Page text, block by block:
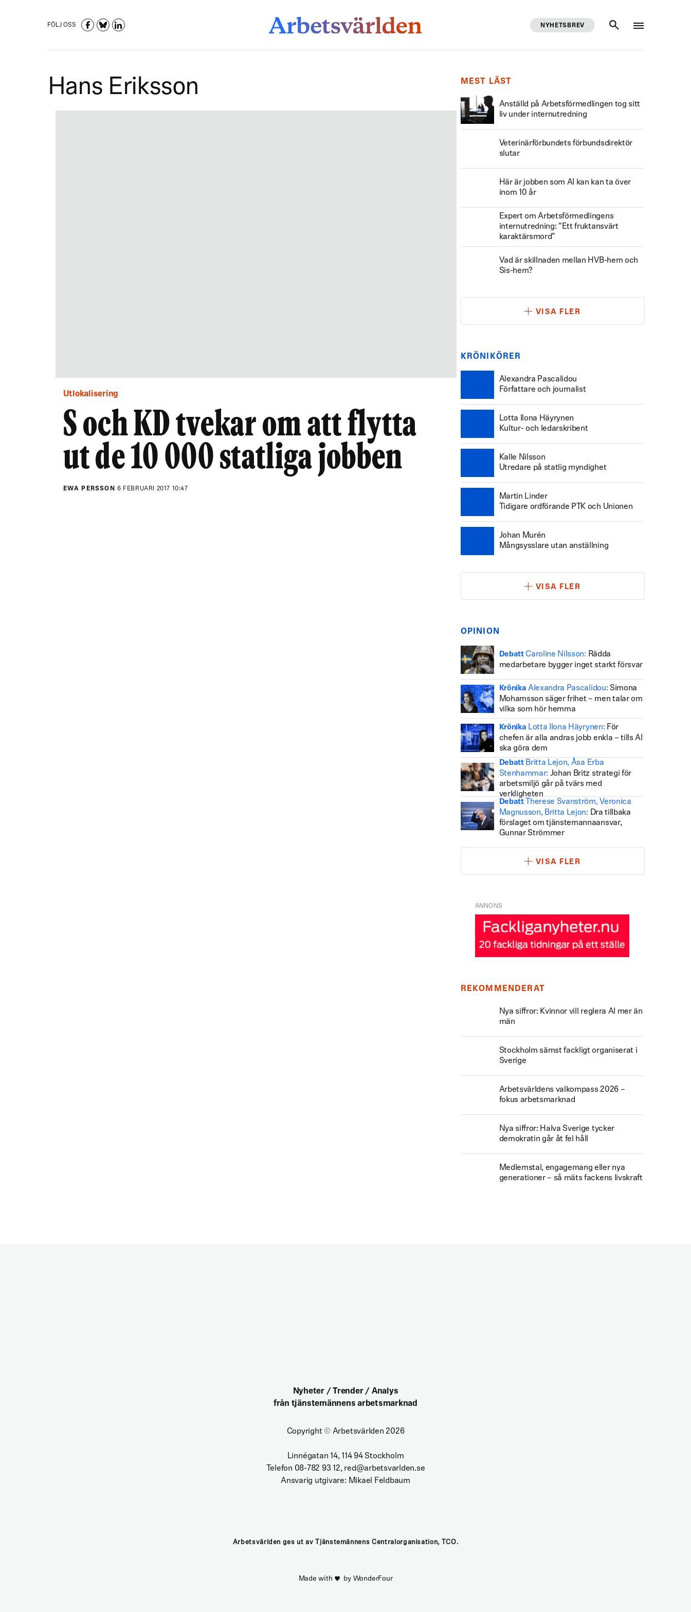
FÖLJ OSS NYHETSBREV
Hans Eriksson
Utlokalisering
S och KD tvekar om att flytta
ut de 10 000 statliga jobben
EWA PERSSON 6 FEBRUARI 2017 10:47
MEST LÄST
Anställd på Arbetsförmedlingen tog sitt
liv under internutredning
Veterinärförbundets förbundsdirektör
slutar
Här är jobben som AI kan kan ta över
inom 10 år
Expert om Arbetsförmedlingens
internutredning: ”Ett fruktansvärt
karaktärsmord”
Vad är skillnaden mellan HVB-hem och
Sis-hem?
VISA FLER
KRÖNIKÖRER
Alexandra Pascalidou
Författare och journalist
Lotta Ilona Häyrynen
Kultur- och ledarskribent
Kalle Nilsson
Utredare på statlig myndighet
Martin Linder
Tidigare ordförande PTK och Unionen
Johan Murén
Mångsysslare utan anställning
VISA FLER
OPINION
Debatt Caroline Nilsson: Rädda
medarbetare bygger inget starkt försvar
Krönika Alexandra Pascalidou: Simona
Mohamsson säger frihet – men talar om
vilka som hör hemma
Krönika Lotta Ilona Häyrynen: För
chefen är alla andras jobb enkla – tills AI
ska göra dem
Debatt Britta Lejon, Åsa Erba
Stenhammar: Johan Britz strategi för
arbetsmiljö går på tvärs med
verkligheten
Debatt
Therese Svanström, Veronica
Magnusson, Britta Lejon: Dra tillbaka
förslaget om tjänstemannaansvar,
Gunnar Strömmer
VISA FLER
ANNONS
REKOMMENDERAT
Nya siffror: Kvinnor vill reglera AI mer än
män
Stockholm sämst fackligt organiserat i
Sverige
Arbetsvärldens valkompass 2026 –
fokus arbetsmarknad
Nya siffror: Halva Sverige tycker
demokratin går åt fel håll
Medlemstal, engagemang eller nya
generationer – så mäts fackens livskraft
Nyheter / Trender / Analys
från tjänstemännens arbetsmarknad
Copyright ©Arbetsvärlden 2026
Linnégatan 14, 114 94 Stockholm
Telefon 08-782 93 12, red@arbetsvarlden.se
Ansvarig utgivare: Mikael Feldbaum
Arbetsvärlden ges ut av Tjänstemännens Centralorganisation, TCO.
Made with by WonderFour